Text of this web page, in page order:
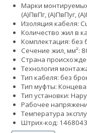
Марки
(А)ПвПг, (А)ПвПуг,
Изоляция кабеля:
Количество жил в
Комплектация: без
Сечение жил, мм²:
Страна
Технология
Тип кабеля: без
Тип муфты:
Тип установки:
Рабочее
Температура
Штрих-код: